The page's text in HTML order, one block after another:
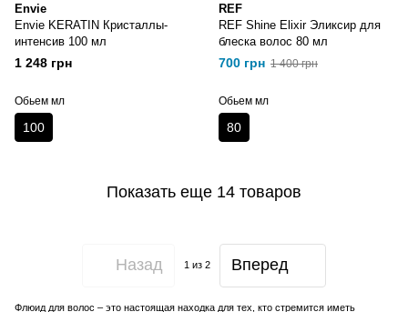
Envie
Envie KERATIN Кристаллы-
интенсив 100 мл
1 248 грн
Обьем мл
100
REF
REF Shine Elixir Эликсир для
блеска волос 80 мл
700 грн 1 400 грн
Обьем мл
80
Показать еще 14 товаров
Назад 1 из 2 Вперед
Флюид для волос – это настоящая находка для тех, кто стремится иметь